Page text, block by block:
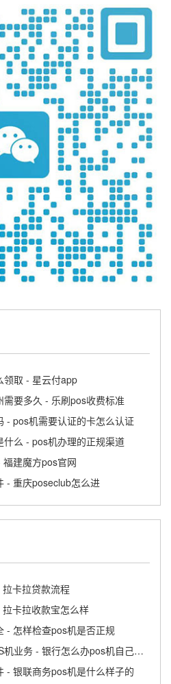
领取 - 星云付app
要多久 - 乐刷pos收费标准
- pos机需要认证的卡怎么认证
什么 - pos机办理的正规渠道
建魔方pos官网
- 重庆poseclub怎么进
卡拉贷款流程
卡拉收款宝怎么样
- 怎样检查pos机是否正规
个人怎样在银行办理POS机业务 - 银行怎么办pos机自己使用
- 银联商务pos机是什么样子的